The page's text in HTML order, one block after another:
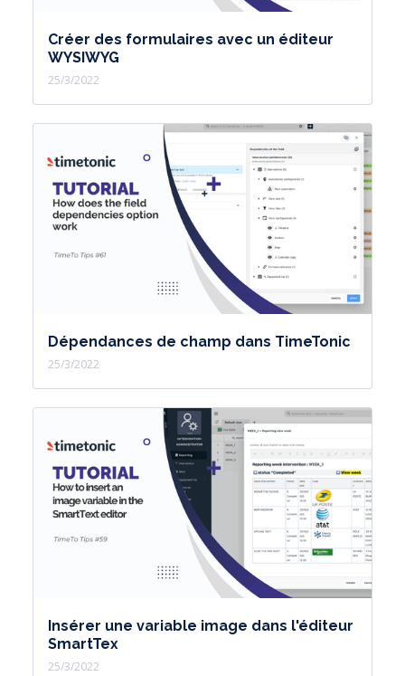
Créer des formulaires avec un éditeur
WYSIWYG
25/3/2022
Dépendances de champ dans TimeTonic
25/3/2022
Insérer une variable image dans l'éditeur
SmartTex
25/3/2022